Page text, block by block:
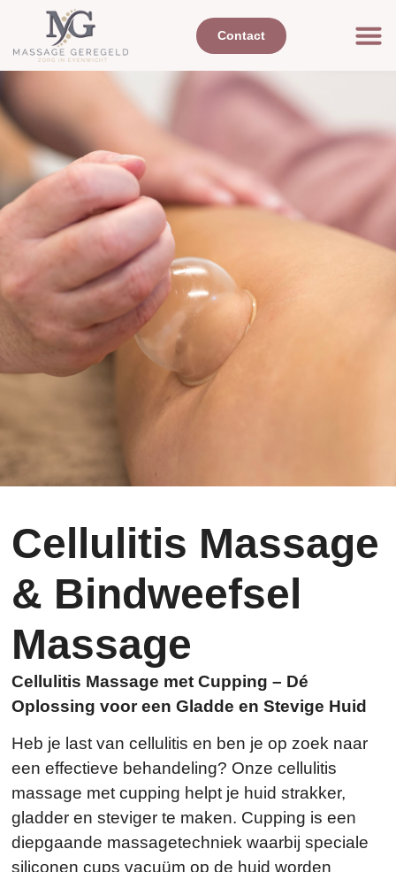
Contact
Cellulitis Massage
& Bindweefsel
Massage
Cellulitis Massage met Cupping – Dé
Oplossing voor een Gladde en Stevige Huid
Heb je last van cellulitis en ben je op zoek naar
een effectieve behandeling? Onze cellulitis
massage met cupping helpt je huid strakker,
gladder en steviger te maken. Cupping is een
diepgaande massagetechniek waarbij speciale
siliconen cups vacuüm op de huid worden